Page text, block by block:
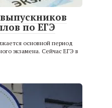
по ЕГЭ
основной период
экзамена. Сейчас ЕГЭ в